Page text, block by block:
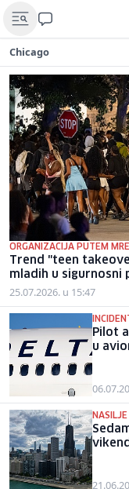
Chicago
ORGANIZACIJA PUTEM
Trend "teen
mladih u sigurnosni
25.07.2026. u 15:47
Pilot
u